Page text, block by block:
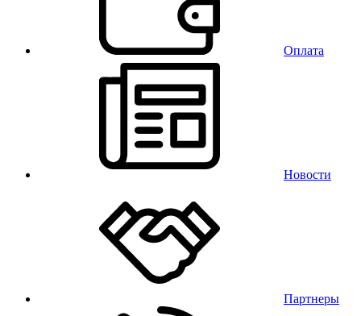
Оплата
Новости
Партнеры